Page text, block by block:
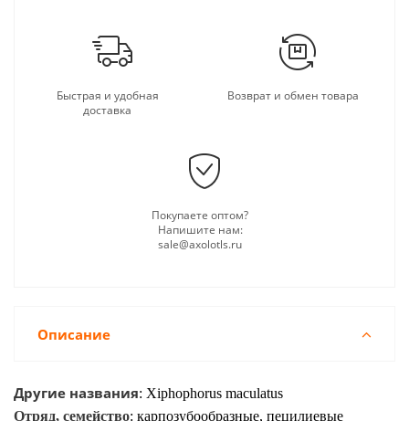
Быстрая и удобная
доставка
Возврат и обмен товара
Покупаете оптом?
Напишите нам:
sale@axolotls.ru
Описание
Другие названия: Xiphophorus maculatus
Отряд, семейство: карпозубообразные, пецилиевые